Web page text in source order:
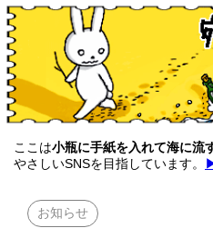
ここは小瓶に手紙を入れて海に流
やさしいSNSを目指しています。
お知らせ